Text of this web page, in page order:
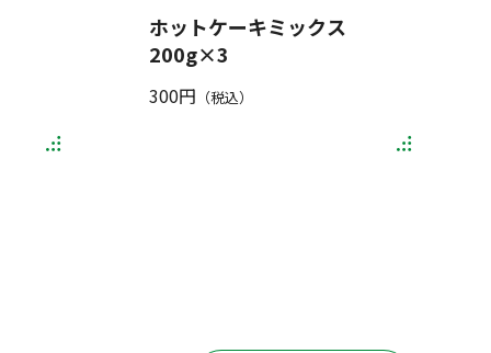
ホットケーキミックス
200g×3
300円 （税込）